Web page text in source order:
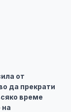
от
да прекрати
време
на